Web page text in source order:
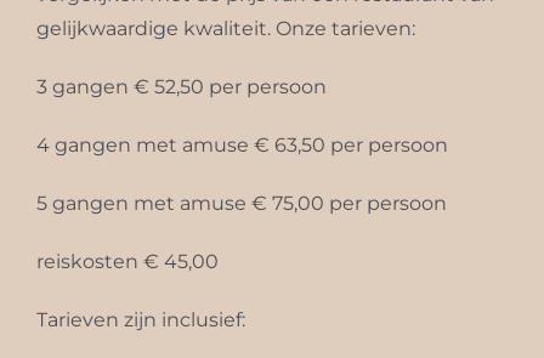
gelijkwaardige kwaliteit. Onze tarieven:
3 gangen € 52,50 per persoon
4 gangen met amuse € 63,50 per persoon
5 gangen met amuse € 75,00 per persoon
reiskosten € 45,00
Tarieven zijn inclusief: